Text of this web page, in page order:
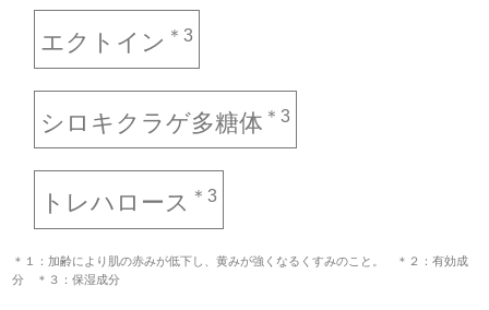
エクトイン ＊3
シロキクラゲ多糖体 ＊3
トレハロース ＊3
＊１：加齢により肌の赤みが低下し、黄みが強くなるくすみのこと。 ＊２：有効成
分 ＊３：保湿成分